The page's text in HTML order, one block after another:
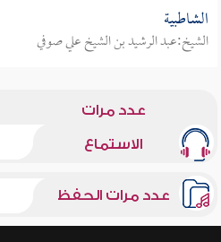
الشاطبية
الشيخ:عبد الرشيد بن الشيخ علي صوفي
عدد مرات
الاستماع
عدد مرات الحفظ